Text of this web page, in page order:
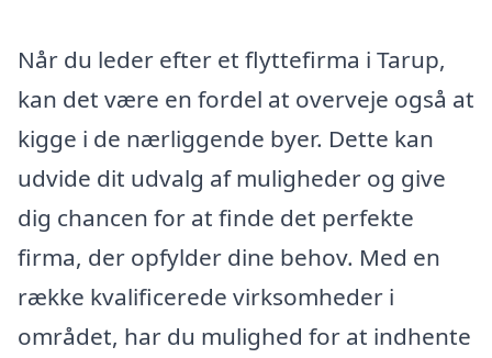
Når du leder efter et flyttefirma i Tarup,
kan det være en fordel at overveje også at
kigge i de nærliggende byer. Dette kan
udvide dit udvalg af muligheder og give
dig chancen for at finde det perfekte
firma, der opfylder dine behov. Med en
række kvalificerede virksomheder i
området, har du mulighed for at indhente